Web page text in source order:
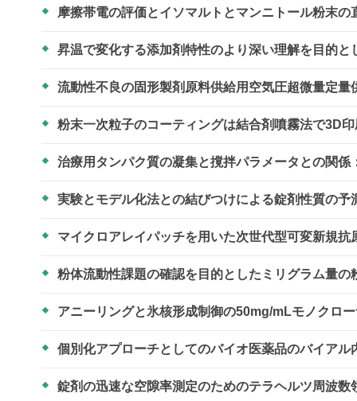
摩擦帯電の評価とイソマルトとマンニトール粉末
昇温で変化する添加剤特性のより深い理解を目的
流動性不良の固形製剤原料供給用空気圧超微量定
粉末一次粒子のコーティングは結合剤噴霧法で3D
治療用タンパク質の凝集と撹拌パラメータとの関
実験とモデル化法との結びつけによる錠剤性質の予
マイクロアレイパッチを用いた次世代型可変新規
粉体流動性課題の確認を目的としたミリグラム量
アニーリングと氷核形成制御の50mg/mLモノクロ
個別化アプローチとしてのバイオ医薬品のバイア
錠剤の迅速な空隙率測定のためのテラヘルツ周波数